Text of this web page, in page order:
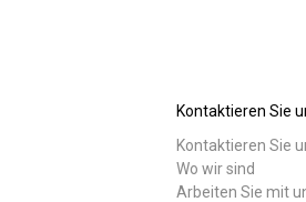
Kontaktieren Sie
Kontaktieren Sie
Wo wir sind
Arbeiten Sie mit
Herunterladen